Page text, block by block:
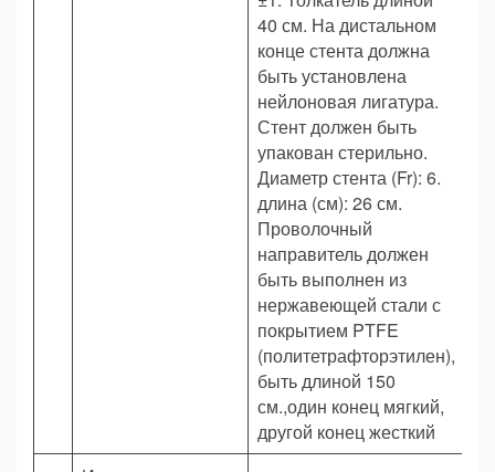
40 см. На дистальном
конце стента должна
быть установлена
нейлоновая лигатура.
Стент должен быть
упакован стерильно.
Диаметр стента (Fr): 6.
длина (см): 26 см.
Проволочный
направитель должен
быть выполнен из
нержавеющей стали с
покрытием PTFE
(политетрафторэтилен),
быть длиной 150
см.,один конец мягкий,
другой конец жесткий